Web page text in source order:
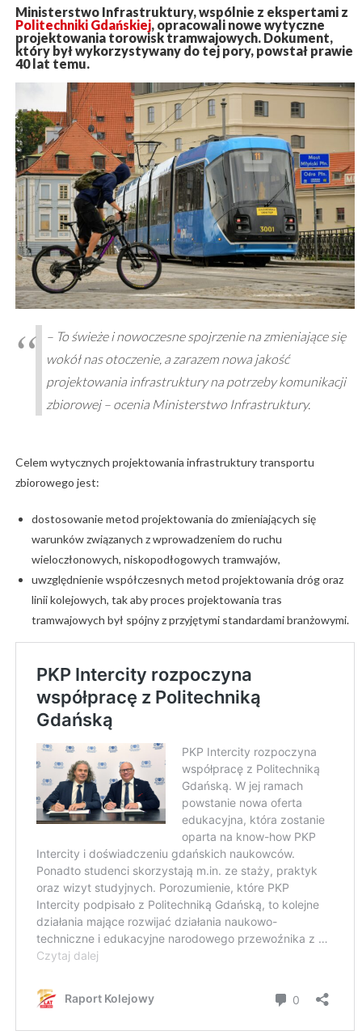
Ministerstwo Infrastruktury, wspólnie z ekspertami z
Politechniki Gdańskiej, opracowali nowe wytyczne
projektowania torowisk tramwajowych. Dokument,
który był wykorzystywany do tej pory, powstał prawie
40 lat temu.
– To świeże i nowoczesne spojrzenie na zmieniające się
wokół nas otoczenie, a zarazem nowa jakość
projektowania infrastruktury na potrzeby komunikacji
zbiorowej – ocenia Ministerstwo Infrastruktury.
Celem wytycznych projektowania infrastruktury transportu
zbiorowego jest:
dostosowanie metod projektowania do zmieniających się
warunków związanych z wprowadzeniem do ruchu
wieloczłonowych, niskopodłogowych tramwajów,
uwzględnienie współczesnych metod projektowania dróg oraz
linii kolejowych, tak aby proces projektowania tras
tramwajowych był spójny z przyjętymi standardami branżowymi.